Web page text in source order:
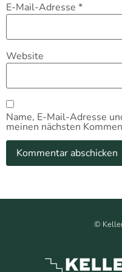
E-Mail-Adresse *
Website
Name, E-Mail-Adresse
meinen nächsten
©